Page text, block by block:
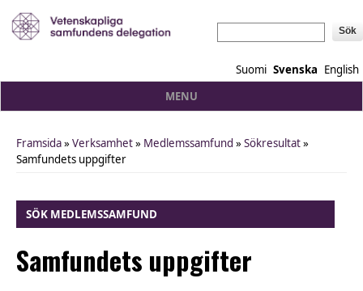
Suomi Svenska English
MENU
You are here
Framsida»Verksamhet» Medlemssamfund »Sökresultat»
Samfundets uppgifter
SÖK MEDLEMSSAMFUND
Samfundets uppgifter